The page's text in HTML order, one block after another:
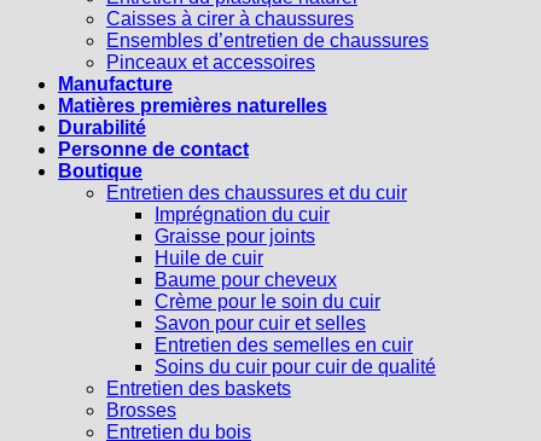
Caisses à cirer à chaussures
Ensembles d’entretien de chaussures
Pinceaux et accessoires
Manufacture
Matières premières naturelles
Durabilité
Personne de contact
Boutique
Entretien des chaussures et du cuir
Imprégnation du cuir
Graisse pour joints
Huile de cuir
Baume pour cheveux
Crème pour le soin du cuir
Savon pour cuir et selles
Entretien des semelles en cuir
Soins du cuir pour cuir de qualité
Entretien des baskets
Brosses
Entretien du bois